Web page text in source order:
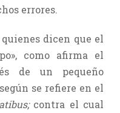
errores.
dicen que el
como afirma el
de un pequeño
se refiere en el
contra el cual